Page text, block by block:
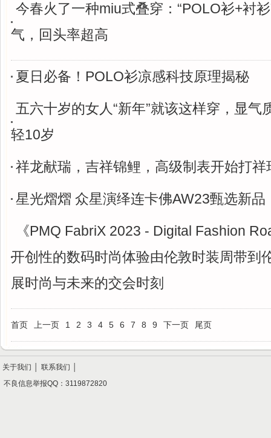
今春火了一种miu式叠穿：“POLO衫+衬
气，回头率超高
夏日必备！POLO衫凉感科技原理揭秘
五六十岁的女人“新年”就该这样穿，显气
轻10岁
祥龙献瑞，吉祥锦鲤，高级制表开始打祥
星光熠熠 众星演绎连卡佛AW23甄选新品
《PMQ FabriX 2023 - Digital Fashion
开创性的数码时尚体验由伦敦时装周带到
展时尚与未来的交会时刻
首页 上一页 1 2 3 4 5 6 7 8 9 下一页 尾页
关于我们 联系我们
不良信息举报QQ：3119872820